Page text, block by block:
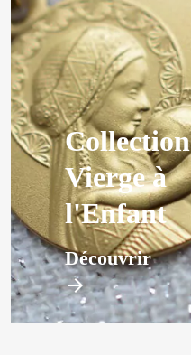
Collection
Vierge à
l'Enfant
Découvrir
